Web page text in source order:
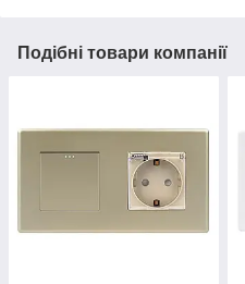
Подібні товари компанії